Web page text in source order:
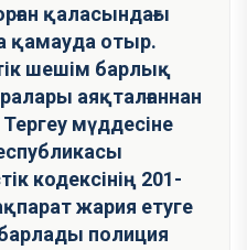
қаласындағы
қамауда отыр.
шешім барлық
аяқталғаннан
мүддесіне
кодексінің 201-
жария етуге
полиция